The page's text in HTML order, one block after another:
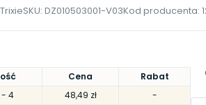
TrixieSKU: DZ010503001-V03Kod producenta:
Cena
Rabat
- 4 48,49 zł
-